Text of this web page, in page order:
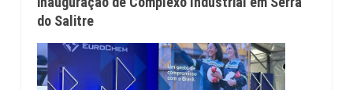
do Salitre